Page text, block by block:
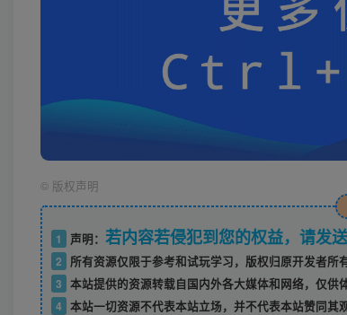
© 版权声明
1 声明： 若内容若侵犯到您的权益，请发
2
所有资源仅限于参考和试玩学习，版权归原开发者所有
3 本站提供的资源转载自国内外各大媒体和网络，仅供
4 本站一切资源不代表本站立场，并不代表本站赞同其